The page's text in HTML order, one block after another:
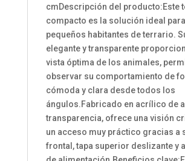
cmDescripción del producto:Este
compacto es la solución ideal para
pequeños habitantes de terrario.
elegante y transparente
vista óptima de los animales,
observar su comportamiento de
cómoda y clara desde todos los
ángulos.Fabricado en acrílico de
transparencia, ofrece una visión
un acceso muy práctico gracias a
frontal, tapa superior deslizante y